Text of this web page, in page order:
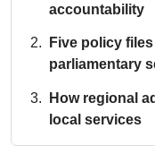
accountability
Five policy
parliamentary
How regional
local services